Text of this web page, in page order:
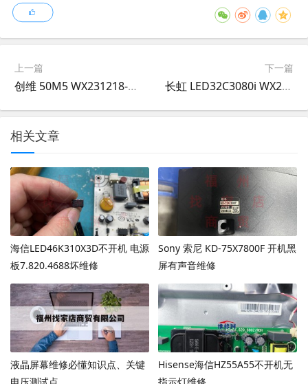
上一篇
创维 50M5 WX231218-003
下一篇
长虹 LED32C3080i WX231220-001
相关文章
海信LED46K310X3D不开机 电源
板7.820.4688坏维修
Sony 索尼 KD-75X7800F 开机黑
屏有声音维修
液晶屏幕维修必懂知识点、关键
Hisense海信HZ55A55不开机无